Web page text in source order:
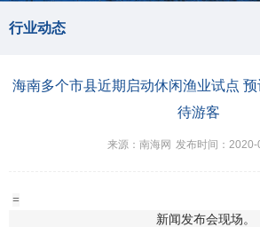
行业动态
海南多个市县近期启动休闲渔业试点
待游客
来源：南海网 发布时间：2020-
=
新闻发布会现场。